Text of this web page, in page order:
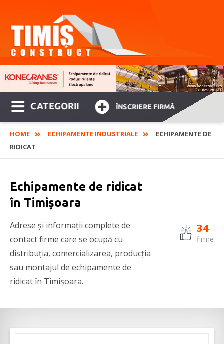
CATEGORII ÎNSCRIERE FIRMĂ
HOME ECHIPAMENTE INDUSTRIALE
ECHIPAMENTE DE
RIDICAT
Echipamente de ridicat
în Timișoara
Adrese și informații complete de
contact firme care se ocupă cu
distribuția, comercializarea, producția
sau montajul de echipamente de
ridicat în Timișoara.
34
firme